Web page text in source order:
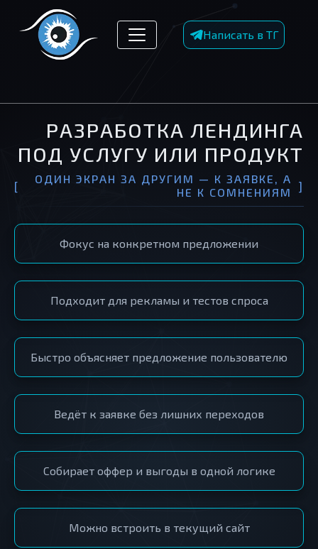
Написать в ТГ
РАЗРАБОТКА ЛЕНДИНГА
ПОД УСЛУГУ ИЛИ ПРОДУКТ
ОДИН ЭКРАН ЗА ДРУГИМ — К ЗАЯВКЕ, А
НЕ К СОМНЕНИЯМ
Фокус на конкретном предложении
Подходит для рекламы и тестов спроса
Быстро объясняет предложение пользователю
Ведёт к заявке без лишних переходов
Собирает оффер и выгоды в одной логике
Можно встроить в текущий сайт